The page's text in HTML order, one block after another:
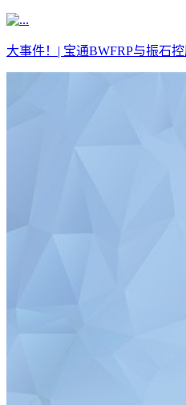
大事件！| 宝通BWFRP与振石